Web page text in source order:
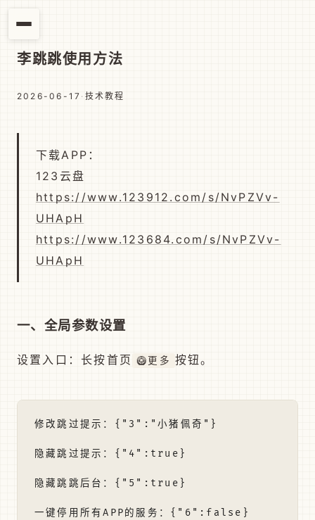
李跳跳使用方法
2026-06-17 · 技术教程
下载APP：
123云盘
https://www.123912.com/s/NvPZVv-
UHApH
https://www.123684.com/s/NvPZVv-
UHApH
一、全局参数设置
设置入口：长按首页 🥝更多 按钮。
修改跳过提示：{"3":"小猪佩奇"}
隐藏跳过提示：{"4":true}
隐藏跳跳后台：{"5":true}
一键停用所有APP的服务：{"6":false}